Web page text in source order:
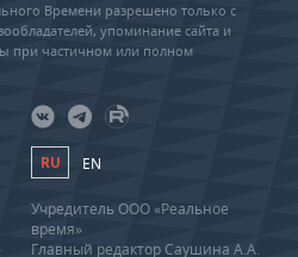
Времени разрешено только с
упоминание сайта и
при частичном или полном
RU EN
Учредитель ООО «Реальное
время»
Главный редактор Саушина А.А.